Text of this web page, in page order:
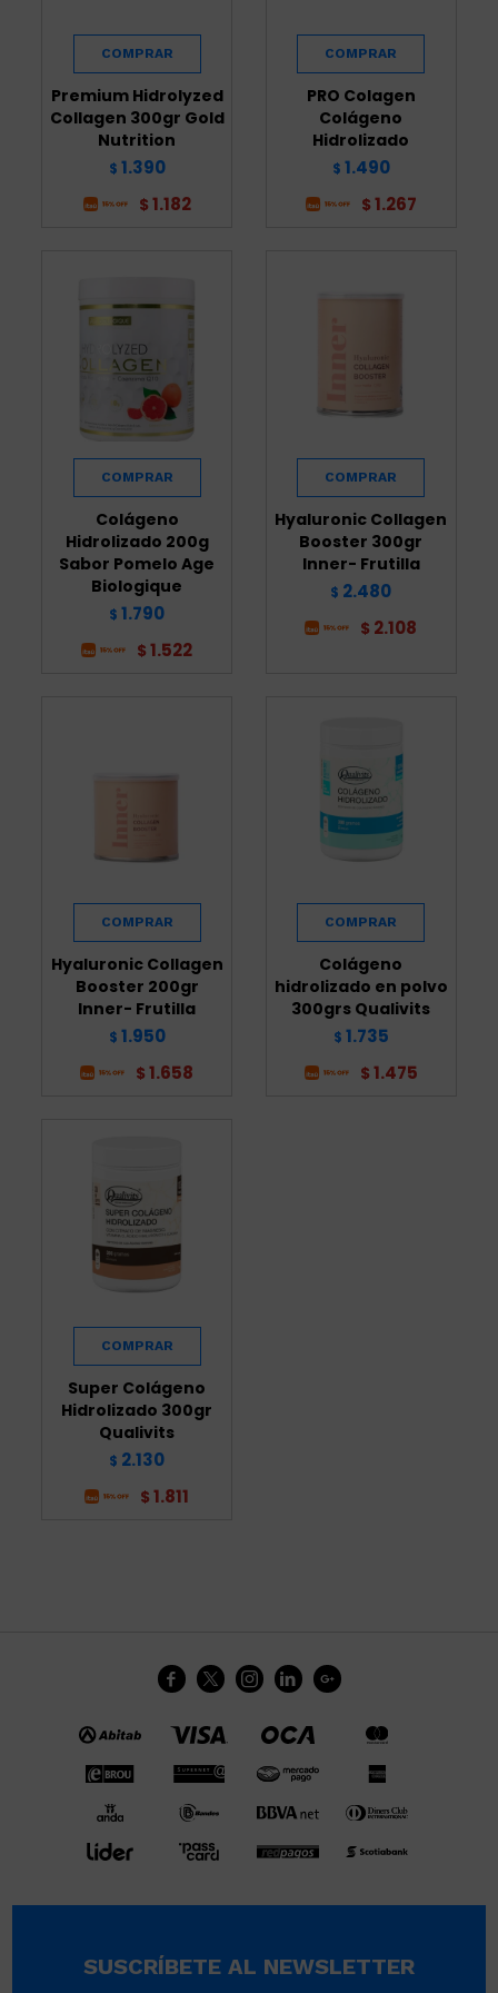
Premium Hidrolyzed
Collagen 300gr Gold
Nutrition
$ 1.390
$ 1.182
PRO Colagen
Colágeno
Hidrolizado
$ 1.490
$ 1.267
Colágeno
Hidrolizado 200g
Sabor Pomelo Age
Biologique
$ 1.790
$ 1.522
Hyaluronic Collagen
Booster 300gr
Inner- Frutilla
$ 2.480
$ 2.108
Hyaluronic Collagen
Booster 200gr
Inner- Frutilla
$ 1.950
$ 1.658
Colágeno
hidrolizado en polvo
300grs Qualivits
$ 1.735
$ 1.475
Super Colágeno
Hidrolizado 300gr
Qualivits
$ 2.130
$ 1.811
    
SUSCRÍBETE AL NEWSLETTER